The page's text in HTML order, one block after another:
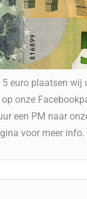
euro plaatsen wij
op onze
een PM naar
voor meer info.